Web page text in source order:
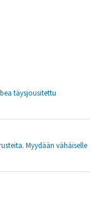
täysjousitettu
Myydään vähäiselle